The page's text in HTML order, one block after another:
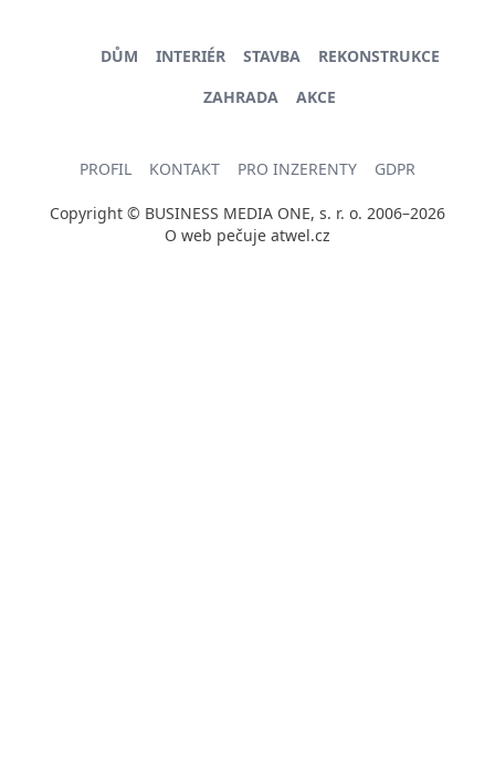
DŮM INTERIÉR STAVBA
REKONSTRUKCE
ZAHRADA
AKCE
PROFIL KONTAKT PRO INZERENTY GDPR
Copyright © BUSINESS MEDIA ONE, s. r. o. 2006–2026